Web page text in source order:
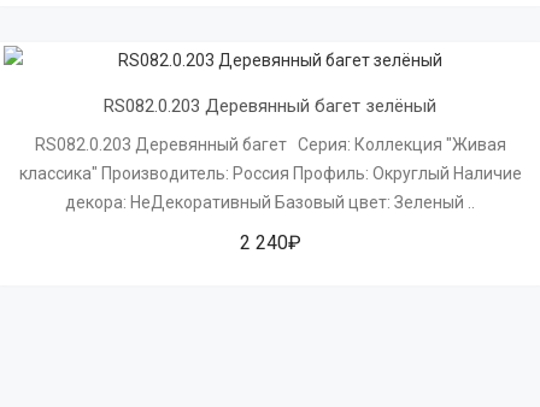
RS082.0.203 Деревянный багет зелёный
RS082.0.203 Деревянный багет Серия: Коллекция "Живая
классика" Производитель: Россия Профиль: Округлый Наличие
декора: НеДекоративный Базовый цвет: Зеленый ..
2 240₽